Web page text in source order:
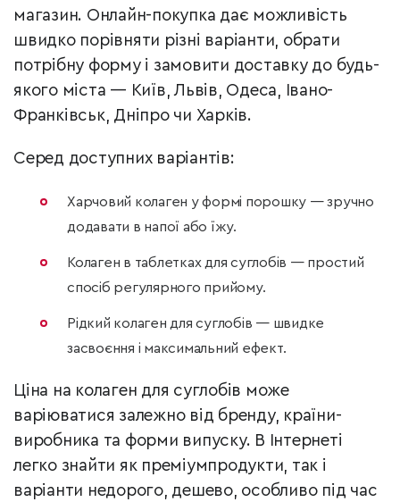
магазин. Онлайн-покупка дає можливість
швидко порівняти різні варіанти, обрати
потрібну форму і замовити доставку до будь-
якого міста — Київ, Львів, Одеса, Івано-
Франківськ, Дніпро чи Харків.
Серед доступних варіантів:
Харчовий колаген у формі порошку — зручно
додавати в напої або їжу.
Колаген в таблетках для суглобів — простий
спосіб регулярного прийому.
Рідкий колаген для суглобів — швидке
засвоєння і максимальний ефект.
Ціна на колаген для суглобів може
варіюватися залежно від бренду, країни-
виробника та форми випуску. В Інтернеті
легко знайти як преміумпродукти, так і
варіанти недорого, дешево, особливо під час